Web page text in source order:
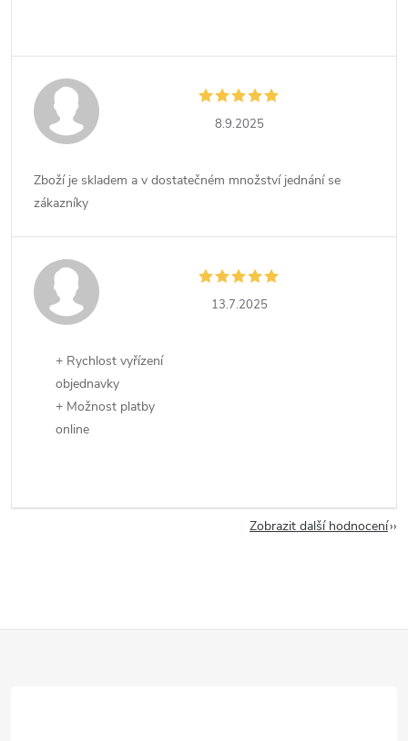
8.9.2025
Zboží je skladem a v dostatečném množství jednání se
zákazníky
13.7.2025
+ Rychlost vyřízení
objednavky
+ Možnost platby
online
Zobrazit další hodnocení